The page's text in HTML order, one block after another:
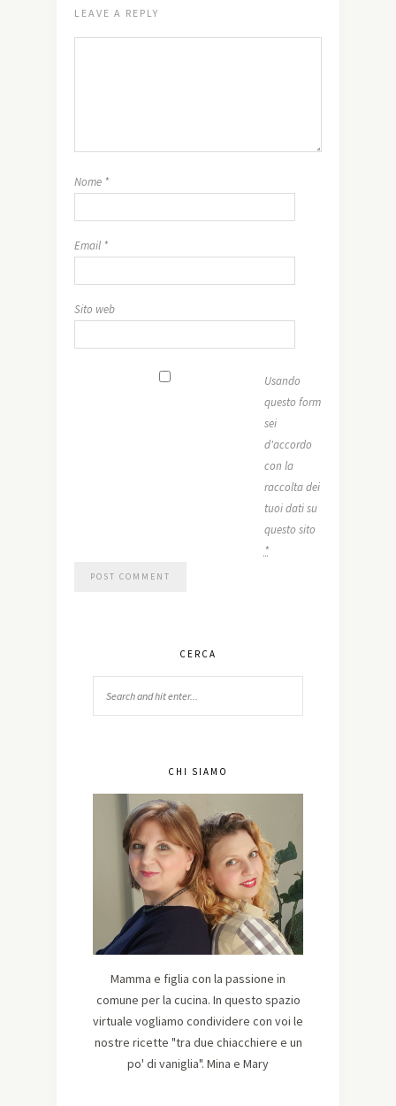
LEAVE A REPLY
Nome *
Email *
Sito web
Usando
questo form
sei
d'accordo
con la
raccolta dei
tuoi dati su
questo sito
*
CERCA
CHI SIAMO
Mamma e figlia con la passione in
comune per la cucina. In questo spazio
virtuale vogliamo condividere con voi le
nostre ricette "tra due chiacchiere e un
po' di vaniglia". Mina e Mary